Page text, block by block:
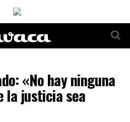
«No hay ninguna
la justicia sea